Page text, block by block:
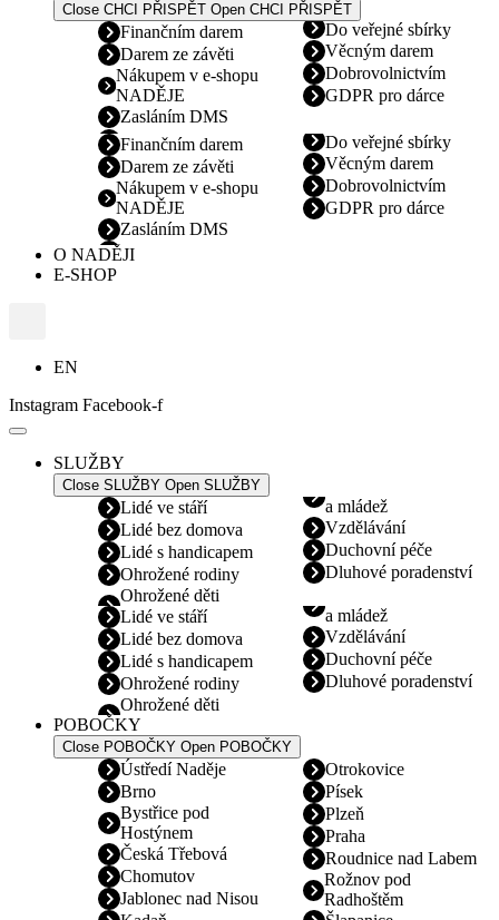
Close CHCI PŘISPĚT Open CHCI PŘISPĚT
Finančním darem
Darem ze závěti
Nákupem v e-shopu
NADĚJE
Zasláním DMS
Do veřejné sbírky
Věcným darem
Dobrovolnictvím
GDPR pro dárce
Finančním darem
Darem ze závěti
Nákupem v e-shopu
NADĚJE
Zasláním DMS
Do veřejné sbírky
Věcným darem
Dobrovolnictvím
GDPR pro dárce
O NADĚJI
E-SHOP
EN
Instagram Facebook-f
SLUŽBY
Close SLUŽBY Open SLUŽBY
Lidé ve stáří
Lidé bez domova
Lidé s handicapem
Ohrožené rodiny
Ohrožené děti
a mládež
Vzdělávání
Duchovní péče
Dluhové poradenství
Lidé ve stáří
Lidé bez domova
Lidé s handicapem
Ohrožené rodiny
Ohrožené děti
a mládež
Vzdělávání
Duchovní péče
Dluhové poradenství
POBOČKY
Close POBOČKY Open POBOČKY
Ústředí Naděje
Brno
Bystřice pod
Hostýnem
Česká Třebová
Chomutov
Jablonec nad Nisou
Otrokovice
Písek
Plzeň
Praha
Roudnice nad Labem
Rožnov pod
Radhoštěm